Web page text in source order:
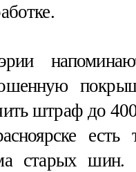
штраф до
есть
старых шин.